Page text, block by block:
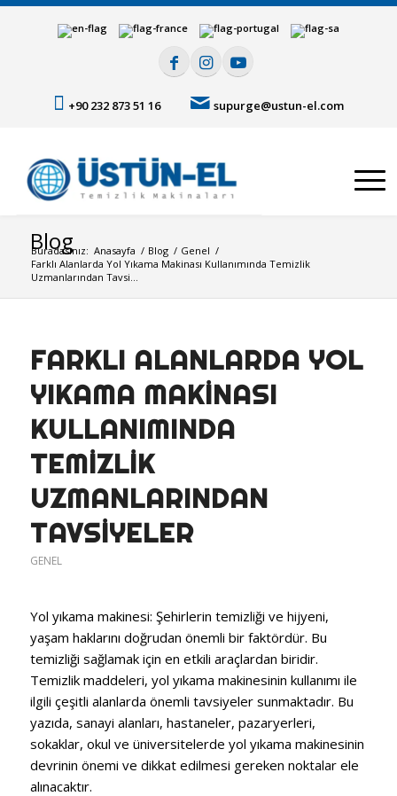
+90 232 873 51 16 supurge@ustun-el.com
Blog
Buradasınız: Anasayfa / Blog / Genel /
Farklı Alanlarda Yol Yıkama Makinası Kullanımında Temizlik
Uzmanlarından Tavsi...
FARKLI ALANLARDA YOL
YIKAMA MAKINASI
KULLANIMINDA
TEMIZLIK
UZMANLARINDAN
TAVSIYELER
GENEL
Yol yıkama makinesi: Şehirlerin temizliği ve hijyeni,
yaşam haklarını doğrudan önemli bir faktördür. Bu
temizliği sağlamak için en etkili araçlardan biridir.
Temizlik maddeleri, yol yıkama makinesinin kullanımı ile
ilgili çeşitli alanlarda önemli tavsiyeler sunmaktadır. Bu
yazıda, sanayi alanları, hastaneler, pazaryerleri,
sokaklar, okul ve üniversitelerde yol yıkama makinesinin
devrinin önemi ve dikkat edilmesi gereken noktalar ele
alınacaktır.